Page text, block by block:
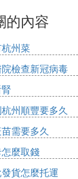
自由度，方
便捷的選
時左右即可
鐵車廂內設
客喜愛。抵
隱寺等著名
，但現代交
的內容
州菜
檢查新冠病毒
州順豐要多久
需要多久
麼取錢
貨怎麼托運